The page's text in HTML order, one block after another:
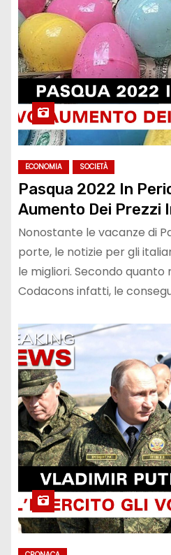
ECONOMIA SOCIETÀ
Pasqua 2022 In
Aumento Dei Prezzi
Nonostante le vacanze di
porte, le notizie per gli
le migliori. Secondo
Codacons infatti, le